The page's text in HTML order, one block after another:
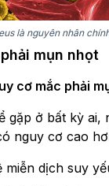
là nguyên nhân
mụn nhọt
cơ mắc phải
gặp ở bất kỳ ai,
nguy cơ cao
miễn dịch suy